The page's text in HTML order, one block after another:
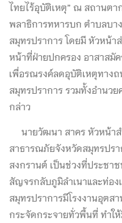
ไทยไร้อุบัติเหตุ” ณ สถานต
พลาธิการทหารบก ตำบลบา
สมุทรปราการ โดยมี หัวหน้า
หน้าที่ฝ่ายปกครอง อาสาสมัค
เพื่อรณรงค์ลดอุบัติเหตุทาง
สมุทรปราการ รวมทั้งอำนว
กล่าว
นายวัฒนา สาคร หัวหน้าส
สาธารณภัยจังหวัดสมุทรปรา
สงกรานต์ เป็นช่วงที่ประชา
สัญจรกลับภูมิลำเนาและท่อ
สมุทรปราการมีโรงงานอุตส
กระจัดกระจายทั่วพื้นที่ ทำใ